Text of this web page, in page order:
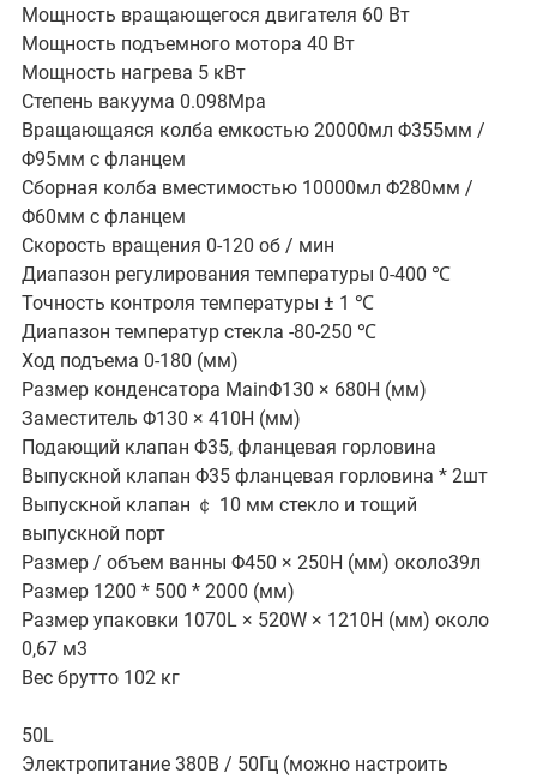
Мощность вращающегося двигателя 60 Вт
Мощность подъемного мотора 40 Вт
Мощность нагрева 5 кВт
Степень вакуума 0.098Mpa
Вращающаяся колба емкостью 20000мл Φ355мм /
Φ95мм с фланцем
Сборная колба вместимостью 10000мл Φ280мм /
Φ60мм с фланцем
Скорость вращения 0-120 об / мин
Диапазон регулирования температуры 0-400 ℃
Точность контроля температуры ± 1 ℃
Диапазон температур стекла -80-250 ℃
Ход подъема 0-180 (мм)
Размер конденсатора MainΦ130 × 680H (мм)
Заместитель Φ130 × 410H (мм)
Подающий клапан Φ35, фланцевая горловина
Выпускной клапан Φ35 фланцевая горловина * 2шт
Выпускной клапан ￠ 10 мм стекло и тощий
выпускной порт
Размер / объем ванны Φ450 × 250Н (мм) около39л
Размер 1200 * 500 * 2000 (мм)
Размер упаковки 1070L × 520W × 1210H (мм) около
0,67 м3
Вес брутто 102 кг
50L
Электропитание 380В / 50Гц (можно настроить